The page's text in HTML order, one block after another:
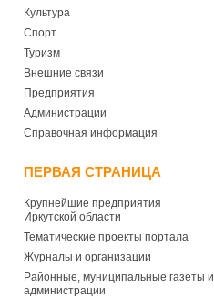
Культура
Спорт
Туризм
Внешние связи
Предприятия
Администрации
Справочная информация
ПЕРВАЯ СТРАНИЦА
Крупнейшие предприятия
Иркутской области
Тематические проекты портала
Журналы и организации
Районные, муниципальные газеты и
администрации